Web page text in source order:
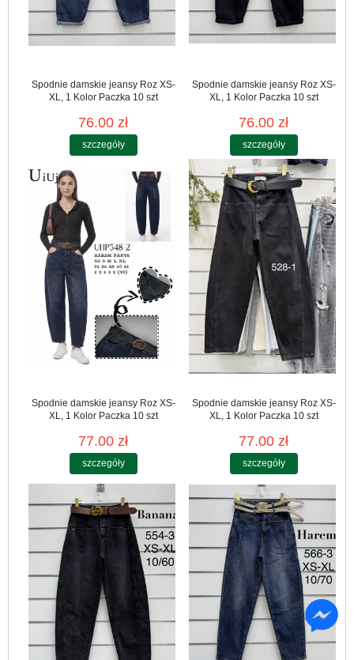
Spodnie damskie jeansy Roz XS-
XL, 1 Kolor Paczka 10 szt
76.00 zł
szczegóły
Spodnie damskie jeansy Roz XS-
XL, 1 Kolor Paczka 10 szt
76.00 zł
szczegóły
Spodnie damskie jeansy Roz XS-
XL, 1 Kolor Paczka 10 szt
77.00 zł
szczegóły
Spodnie damskie jeansy Roz XS-
XL, 1 Kolor Paczka 10 szt
77.00 zł
szczegóły